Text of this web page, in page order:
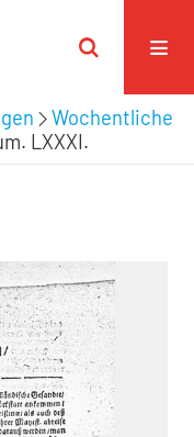
Wochentliche
LXXXI.